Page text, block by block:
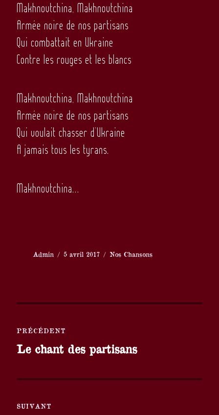
Makhnovtchina, Makhnovtchina
Armée noire de nos partisans
Qui combattait en Ukraine
Contre les rouges et les blancs
Makhnovtchina, Makhnovtchina
Armée noire de nos partisans
Qui voulait chasser d’Ukraine
A jamais tous les tyrans.
Makhnovtchina…
Auteur
Admin
Publié
5 avril 2017 Catégories
Nos Chansons
de
PRÉCÉDENT
Publication
Le chant des partisans
SUIVANT